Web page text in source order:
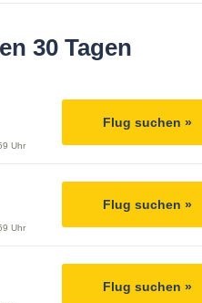
30 Tagen
Uhr
Flug suchen »
Uhr
Flug suchen »
Flug suchen »